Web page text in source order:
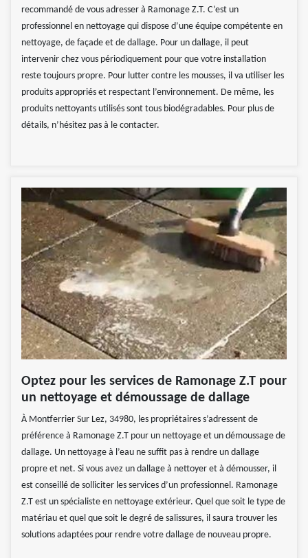
recommandé de vous adresser à Ramonage Z.T. C’est un
professionnel en nettoyage qui dispose d’une équipe compétente en
nettoyage, de façade et de dallage. Pour un dallage, il peut
intervenir chez vous périodiquement pour que votre installation
reste toujours propre. Pour lutter contre les mousses, il va utiliser les
produits appropriés et respectant l’environnement. De même, les
produits nettoyants utilisés sont tous biodégradables. Pour plus de
détails, n’hésitez pas à le contacter.
Optez pour les services de Ramonage Z.T pour
un nettoyage et démoussage de dallage
À Montferrier Sur Lez, 34980, les propriétaires s’adressent de
préférence à Ramonage Z.T pour un nettoyage et un démoussage de
dallage. Un nettoyage à l’eau ne suffit pas à rendre un dallage
propre et net. Si vous avez un dallage à nettoyer et à démousser, il
est conseillé de solliciter les services d’un professionnel. Ramonage
Z.T est un spécialiste en nettoyage extérieur. Quel que soit le type de
matériau et quel que soit le degré de salissures, il saura trouver les
solutions adaptées pour rendre votre dallage de nouveau propre.